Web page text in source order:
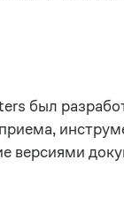
был
версиями